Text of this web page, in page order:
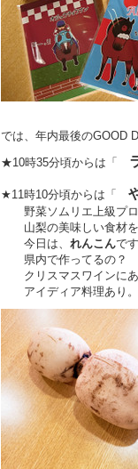
では、年内最後のGOOD
★10時35分頃からは「
★11時10分頃からは「
野菜ソムリエ上級プロ
山梨の美味しい食材を
今日は、 れんこんです
県内で作ってるの？
クリスマスワインにあ
アイディア料理あり。